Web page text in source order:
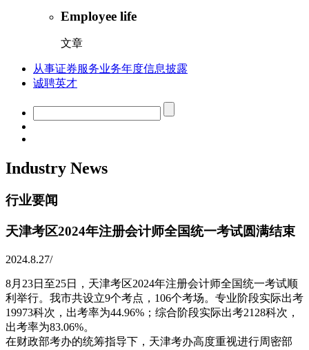
Employee life
文章
从事证券服务业务年度信息披露
诚聘英才
Industry News
行业要闻
天津考区2024年注册会计师全国统一考试圆满结束
2024.8.27/
8月23日至25日，天津考区2024年注册会计师全国统一考试顺
利举行。我市共设立9个考点，106个考场。专业阶段实际出考
19973科次，出考率为44.96%；综合阶段实际出考2128科次，
出考率为83.06%。
在财政部考办的统筹指导下，天津考办高度重视进行周密部